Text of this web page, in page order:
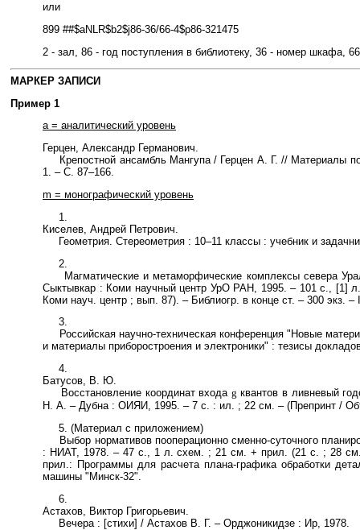
или
899 ##$aNLR$b2$j86-36/66-4$p86-321475
2 - зал, 86 - год поступления в библиотеку, 36 - номер шкафа,
МАРКЕР ЗАПИСИ
Пример 1
a = аналитический уровень
Герцен, Александр Германович.
Крепостной ансамбль Мангупа / Герцен А. Г. // Материалы
1. – С. 87–166.
m = монографический уровень
1.
Киселев, Андрей Петрович.
Геометрия. Стереометрия : 10–11 классы : учебник и
2.
Магматические и метаморфические комплексы севера
Сыктывкар : Коми научный центр УрО РАН, 1995. – 101 с., [1]
Коми науч. центр ; вып. 87). – Библиогр. в конце ст. – 300 экз. –
3.
Российская научно-техническая конференция "Новые
и материалы приборостроения и электроники" : тезисы
4.
Батусов, В. Ю.
Восстановление координат входа g квантов в ливневый
Н. А. – Дубна : ОИЯИ, 1995. – 7 с. : ил. ; 22 см. – (Препринт /
5. (Материал с приложением)
Выбор нормативов пооперационно сменно-суточного
: НИАТ, 1978. – 47 с., 1 л. схем. ; 21 см. + прил. (21 с. ; 28
прил.: Программы для расчета плана-графика обработки
машины "Минск-32".
6.
Астахов, Виктор Григорьевич.
Вечера : [стихи] / Астахов В. Г. – Орджоникидзе : Ир, 1978.